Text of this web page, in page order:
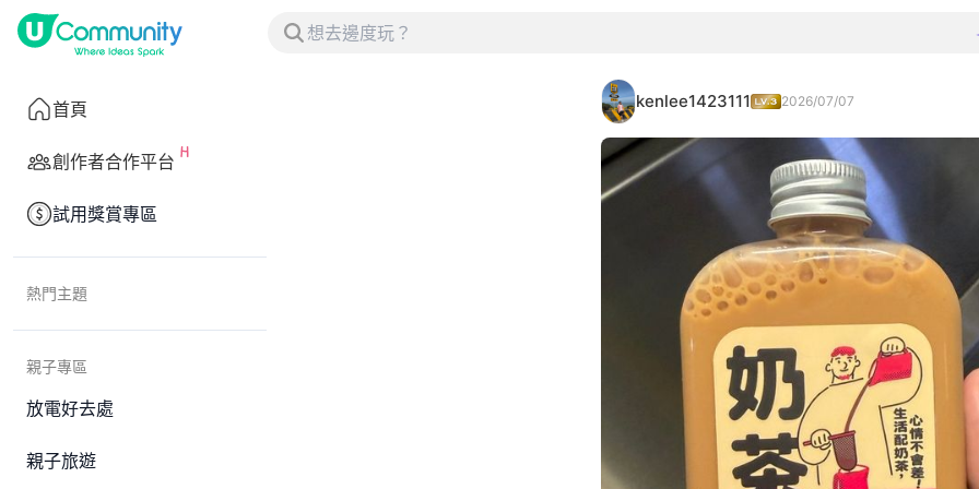
首頁
創作者合作平台
試用獎賞專區
熱門主題
親子專區
放電好去處
親子旅遊
kenlee1423111 2026/07/07